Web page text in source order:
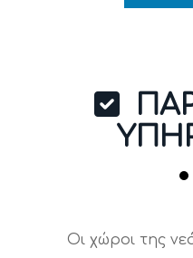
Οι χώροι της